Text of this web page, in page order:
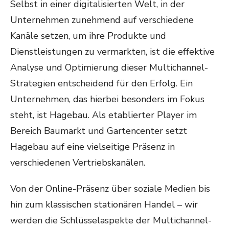
Selbst in einer digitalisierten Welt, in der
Unternehmen zunehmend auf verschiedene
Kanäle setzen, um ihre Produkte und
Dienstleistungen zu vermarkten, ist die effektive
Analyse und Optimierung dieser Multichannel-
Strategien entscheidend für den Erfolg. Ein
Unternehmen, das hierbei besonders im Fokus
steht, ist Hagebau. Als etablierter Player im
Bereich Baumarkt und Gartencenter setzt
Hagebau auf eine vielseitige Präsenz in
verschiedenen Vertriebskanälen.
Von der Online-Präsenz über soziale Medien bis
hin zum klassischen stationären Handel – wir
werden die Schlüsselaspekte der Multichannel-